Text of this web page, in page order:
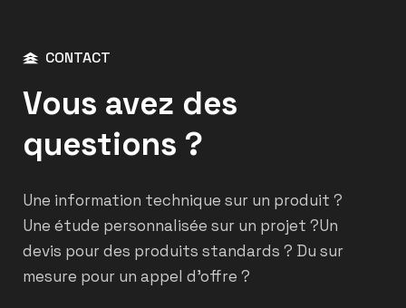
CONTACT
Vous avez des
questions ?
Une information technique sur un produit ?
Une étude personnalisée sur un projet ?Un
devis pour des produits standards ? Du sur
mesure pour un appel d’offre ?